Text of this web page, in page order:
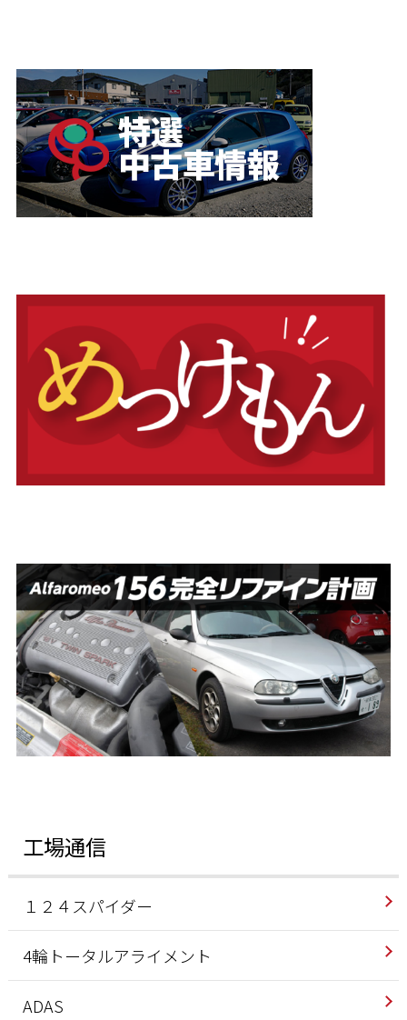
工場通信
１２４スパイダー
4輪トータルアライメント
ADAS